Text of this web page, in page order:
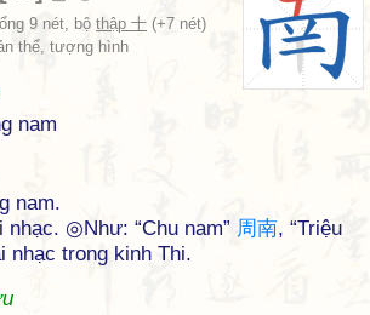
9 nét, bộ thập 十 (+7 nét)
thể, tượng hình
nam
nam.
nhạc. ◎Như: “Chu nam” 周南, “Triệu
nhạc trong kinh Thi.